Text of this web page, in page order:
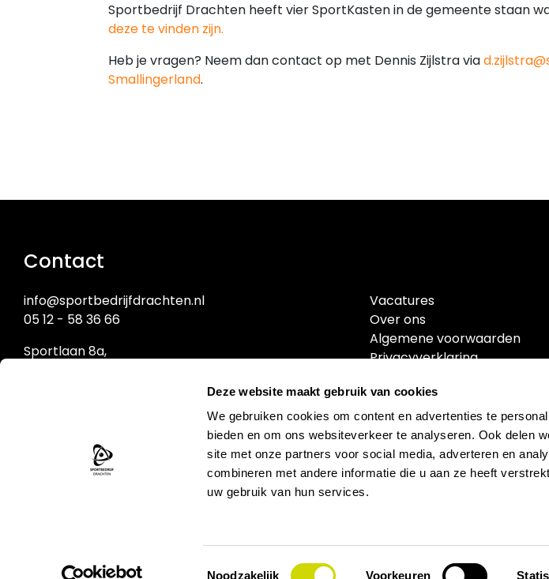
Deze website maakt gebruik van cookies
We gebruiken cookies om content en advertenties te
bieden en om ons websiteverkeer te analyseren. Ook delen
site met onze partners voor social media, adverteren en
combineren met andere informatie die u aan ze heeft
uw gebruik van hun services.
Toestemmingsselectie
Noodzakelijk Voorkeuren
Sportbedrijf Drachten heeft vier SportKasten in de gemeente staan
deze te vinden zijn.
Heb je vragen? Neem dan contact op met Dennis Zijlstra via
Smallingerland.
Contact
info@sportbedrijfdrachten.nl
05 12 - 58 36 66
Sportlaan 8a,
Zwemcentrum de Welle
Vacatures
Over ons
Algemene voorwaarden
Privacyverklaring
© 2026 Sportbedrijf